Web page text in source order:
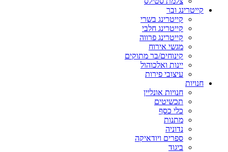
קייטרינג ובר
קייטרינג בשרי
קייטרינג חלבי
קייטרינג פרווה
מגשי אירוח
קינוחים/בר מתוקים
יינות ואלכוהול
עיצובי פירות
חנויות
חנויות אונליין
תכשיטים
כלי כסף
מתנות
נדוניה
ספרים ויודאיקה
ביגוד